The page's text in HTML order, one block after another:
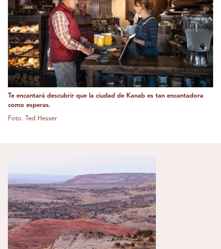
Te encantará descubrir que la ciudad de Kanab es tan encantadora
como esperas.
Foto: Ted Hesser